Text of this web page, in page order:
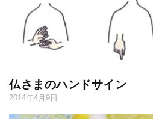
仏さまのハンドサイン
2014年4月9日